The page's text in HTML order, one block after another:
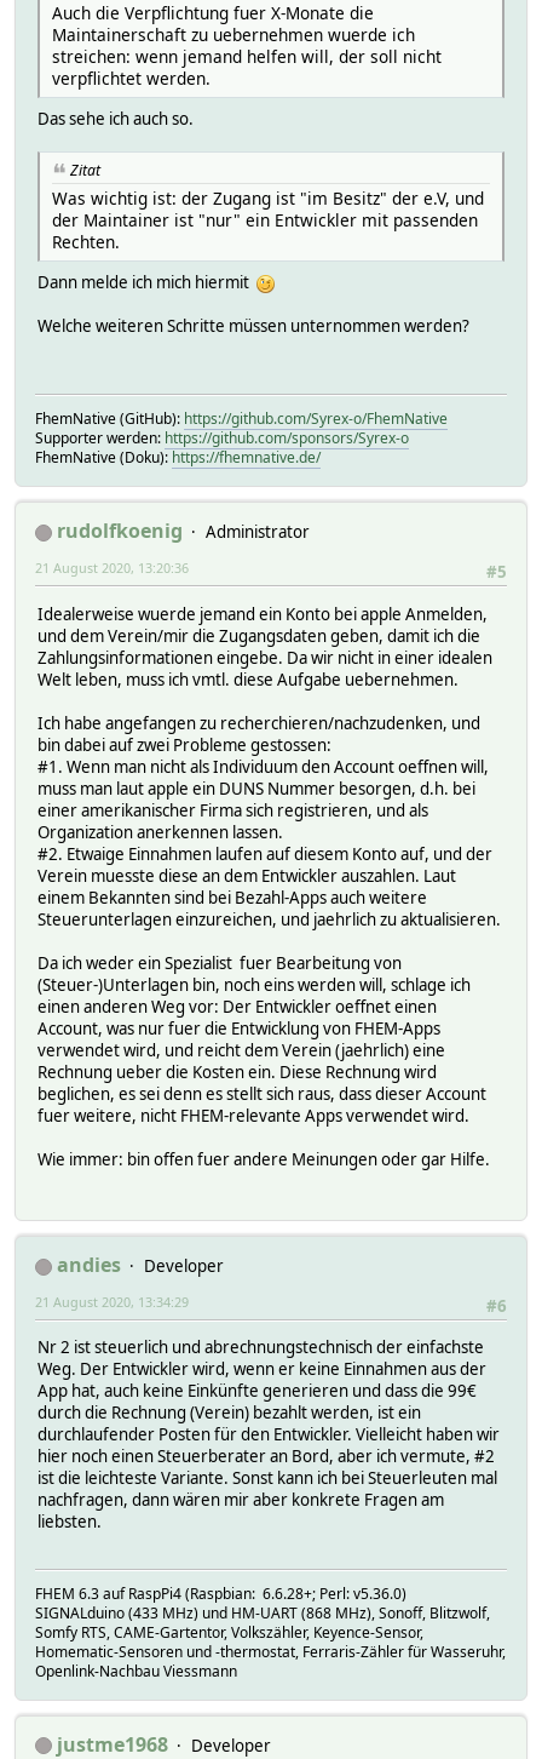
Auch die Verpflichtung fuer X-Monate die
Maintainerschaft zu uebernehmen wuerde ich
streichen: wenn jemand helfen will, der soll nicht
verpflichtet werden.
Das sehe ich auch so.
Zitat
Was wichtig ist: der Zugang ist "im Besitz" der e.V, und
der Maintainer ist "nur" ein Entwickler mit passenden
Rechten.
Dann melde ich mich hiermit
Welche weiteren Schritte müssen unternommen werden?
FhemNative (GitHub): https://github.com/Syrex-o/FhemNative
Supporter werden: https://github.com/sponsors/Syrex-o
FhemNative (Doku): https://fhemnative.de/
rudolfkoenig
Administrator
#5
21 August 2020, 13:20:36
Idealerweise wuerde jemand ein Konto bei apple Anmelden,
und dem Verein/mir die Zugangsdaten geben, damit ich die
Zahlungsinformationen eingebe. Da wir nicht in einer idealen
Welt leben, muss ich vmtl. diese Aufgabe uebernehmen.
Ich habe angefangen zu recherchieren/nachzudenken, und
bin dabei auf zwei Probleme gestossen:
#1. Wenn man nicht als Individuum den Account oeffnen will,
muss man laut apple ein DUNS Nummer besorgen, d.h. bei
einer amerikanischer Firma sich registrieren, und als
Organization anerkennen lassen.
#2. Etwaige Einnahmen laufen auf diesem Konto auf, und der
Verein muesste diese an dem Entwickler auszahlen. Laut
einem Bekannten sind bei Bezahl-Apps auch weitere
Steuerunterlagen einzureichen, und jaehrlich zu aktualisieren.
Da ich weder ein Spezialist fuer Bearbeitung von
(Steuer-)Unterlagen bin, noch eins werden will, schlage ich
einen anderen Weg vor: Der Entwickler oeffnet einen
Account, was nur fuer die Entwicklung von FHEM-Apps
verwendet wird, und reicht dem Verein (jaehrlich) eine
Rechnung ueber die Kosten ein. Diese Rechnung wird
beglichen, es sei denn es stellt sich raus, dass dieser Account
fuer weitere, nicht FHEM-relevante Apps verwendet wird.
Wie immer: bin offen fuer andere Meinungen oder gar Hilfe.
andies
Developer
#6
21 August 2020, 13:34:29
Nr 2 ist steuerlich und abrechnungstechnisch der einfachste
Weg. Der Entwickler wird, wenn er keine Einnahmen aus der
App hat, auch keine Einkünfte generieren und dass die 99€
durch die Rechnung (Verein) bezahlt werden, ist ein
durchlaufender Posten für den Entwickler. Vielleicht haben wir
hier noch einen Steuerberater an Bord, aber ich vermute, #2
ist die leichteste Variante. Sonst kann ich bei Steuerleuten mal
nachfragen, dann wären mir aber konkrete Fragen am
liebsten.
FHEM 6.3 auf RaspPi4 (Raspbian: 6.6.28+; Perl: v5.36.0)
SIGNALduino (433 MHz) und HM-UART (868 MHz), Sonoff, Blitzwolf,
Somfy RTS, CAME-Gartentor, Volkszähler, Keyence-Sensor,
Homematic-Sensoren und -thermostat, Ferraris-Zähler für Wasseruhr,
Openlink-Nachbau Viessmann
justme1968
Developer